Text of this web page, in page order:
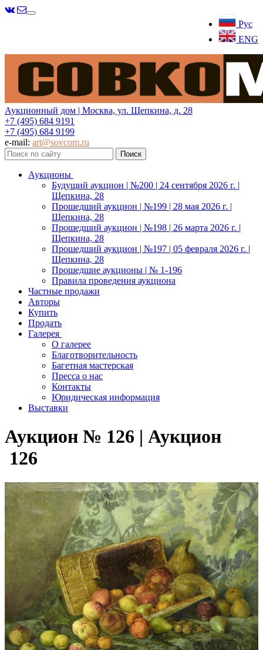
Рус
ENG
Меню
Аукционный дом | Москва, ул. Щепкина, д. 28
+7 (495) 684 9191
+7 (495) 684 9199
e-mail: art@sovcom.ru
Аукционы
Будущий аукцион | №200 | 24 сентября 2026 г. |
Щепкина, 28
Прошедший аукцион | №199 | 28 мая 2026 г. |
Щепкина, 28
Прошедший аукцион | №198 | 26 марта 2026 г. |
Щепкина, 28
Прошедший аукцион | №197 | 05 февраля 2026 г. |
Щепкина, 28
Прошедшие аукционы | № 1-196
Правила проведения аукциона
Частные продажи
Авторы
Купить
Продать
Галерея
О галерее
Благотворительность
Багетная мастерская
Пресса о нас
Контакты
Юридическая информация
Выставки
Аукцион № 126 | Аукцион
126